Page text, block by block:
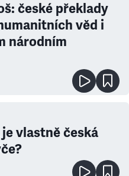
české překlady
věd i
národním
vlastně česká